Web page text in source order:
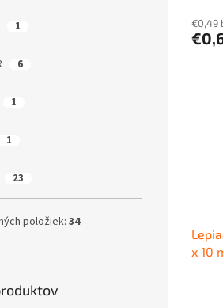
1
6
1
1
23
položiek: 34
€0,49
x 10